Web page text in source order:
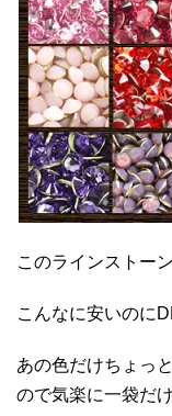
このラインストー
こんなに安いのに
あの色だけちょっ
ので気楽に一袋だ